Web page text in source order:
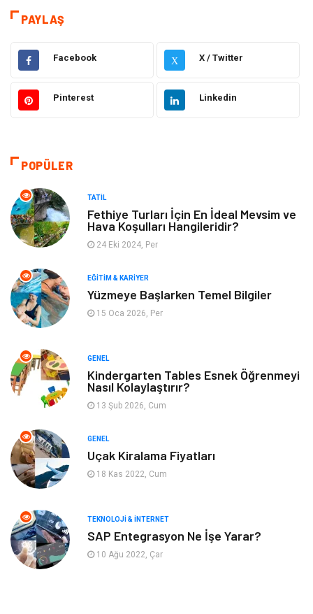
Eğitim & Kariyer
Hukuk Moda
Gündem Elektronik
Dekorasyon
Tatil
Alışveriş Gençlik & Eğlence
Metal Evlilik Rehberi
Yeme & İçme Anne & Çocuk
Ev İşleri Gayrimenkul
Organizasyon
Astroloji Aksesuar
Mobilya diş sağlığı
Bebek Giyim
PAYLAŞ
Facebook X X / Twitter
Pinterest Linkedin
POPÜLER
TATIL
Fethiye Turları İçin En İdeal Mevsim ve
Hava Koşulları Hangileridir?
24 Eki 2024, Per
EĞITIM & KARIYER
Yüzmeye Başlarken Temel Bilgiler
15 Oca 2026, Per
GENEL
Kindergarten Tables Esnek Öğrenmeyi
Nasıl Kolaylaştırır?
13 Şub 2026, Cum
GENEL
Uçak Kiralama Fiyatları
18 Kas 2022, Cum
TEKNOLOJI & İNTERNET
SAP Entegrasyon Ne İşe Yarar?
10 Ağu 2022, Çar